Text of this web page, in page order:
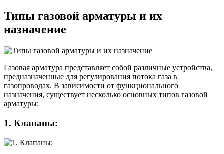
Типы газовой арматуры и их
назначение
Газовая арматура представляет собой различные устройства,
предназначенные для регулирования потока газа в
газопроводах. В зависимости от функционального
назначения, существует несколько основных типов газовой
арматуры:
1. Клапаны: